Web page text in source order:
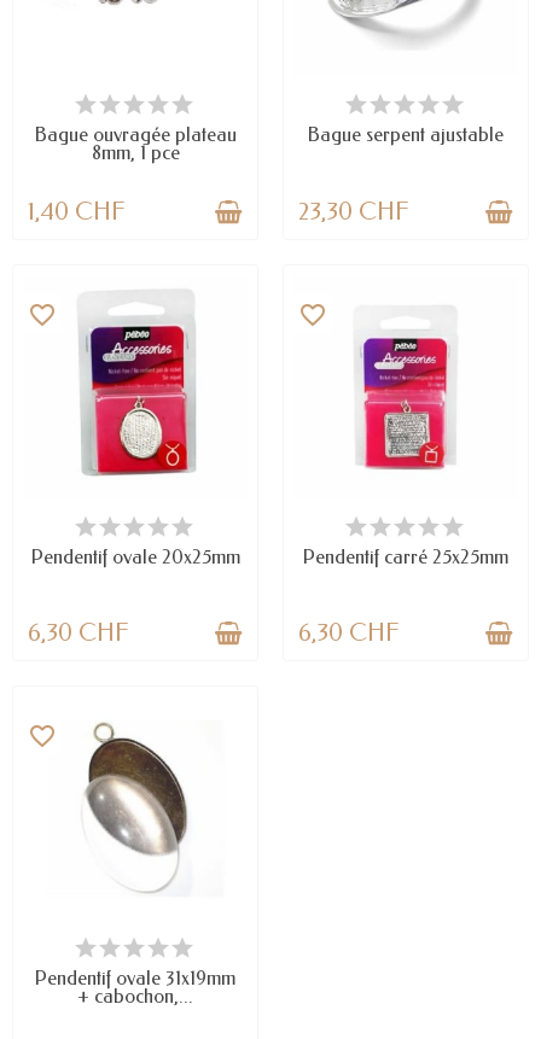
EN STOCK
Bague ouvragée plateau
8mm, 1 pce
1,40 CHF
DERNIERS ARTICLES EN STOCK
Bague serpent ajustable
23,30 CHF
EN STOCK
favorite_border
Pendentif ovale 20x25mm
6,30 CHF
EN STOCK
favorite_border
Pendentif carré 25x25mm
6,30 CHF
EN STOCK
favorite_border
Pendentif ovale 31x19mm
+ cabochon,...